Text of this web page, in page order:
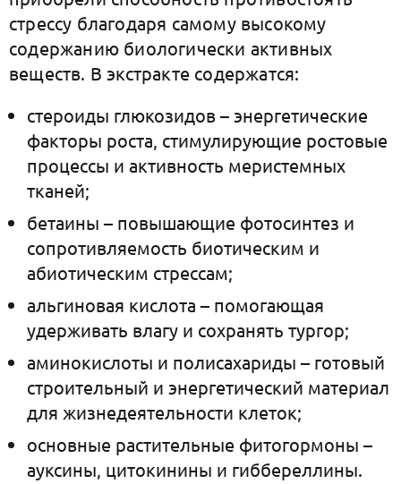
стрессу благодаря самому высокому
содержанию биологически активных
веществ. В экстракте содержатся:
стероиды глюкозидов – энергетические
факторы роста, стимулирующие ростовые
процессы и активность меристемных
тканей;
бетаины – повышающие фотосинтез и
сопротивляемость биотическим и
абиотическим стрессам;
альгиновая кислота – помогающая
удерживать влагу и сохранять тургор;
аминокислоты и полисахариды – готовый
строительный и энергетический материал
для жизнедеятельности клеток;
основные растительные фитогормоны –
ауксины, цитокинины и гиббереллины.